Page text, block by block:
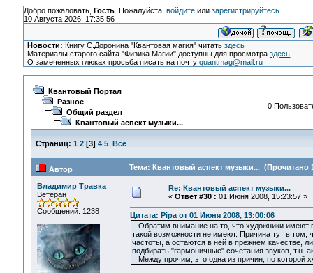
Добро пожаловать, Гость. Пожалуйста, войдитеили зарегистрируйтесь.
10 Августа 2026, 17:35:56
Новости: Книгу С.Доронина "Квантовая магия" читатьздесь
Материалы старого сайта "Физика Магии" доступны для просмотраздесь
О замеченных глюках просьба писать на почтуquantmag@mail.ru
Квантовый Портал
Разное
Общий раздел
Квантовый аспект музыки...
0
Страниц: 1 2[3] 4 5 Все
Автор Тема: Квантовый аспект музыки... (Прочитано
Владимир Травка
Ветеран
Сообщений: 1238
Re: Квантовый аспект музыки...
« Ответ #30 : 01 Июня 2008, 15:23:57 »
Цитата: Pipa от 01 Июня 2008, 13:00:06
Обратим внимание на то, что художники
такой возможности не имеют. Причина тут в том,
частоты, а остаются в ней в прежнем качестве,
подбирать "гармоничные" сочетания звуков,
Между прочим, это одна из причин, по которой